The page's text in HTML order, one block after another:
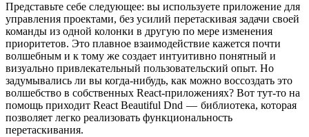
Представьте себе следующее: вы используете приложение для
управления проектами, без усилий перетаскивая задачи своей
команды из одной колонки в другую по мере изменения
приоритетов. Это плавное взаимодействие кажется почти
волшебным и к тому же создает интуитивно понятный и
визуально привлекательный пользовательский опыт. Но
задумывались ли вы когда-нибудь, как можно воссоздать это
волшебство в собственных React-приложениях? Вот тут-то на
помощь приходит React Beautiful Dnd — библиотека, которая
позволяет легко реализовать функциональность
перетаскивания.